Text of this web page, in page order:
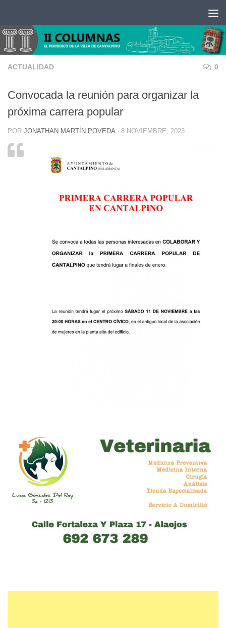
ACTUALIDAD 0
Convocada la reunión para organizar la
próxima carrera popular
POR JONATHAN MARTÍN POVEDA · 8 NOVIEMBRE, 2023